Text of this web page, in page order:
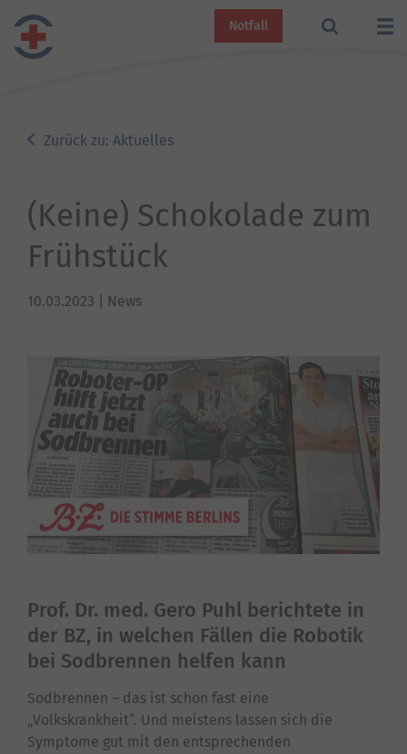
Notfall
Zurück zu: Aktuelles
(Keine) Schokolade zum
Frühstück
10.03.2023 | News
Prof. Dr. med. Gero Puhl berichtete in
der BZ, in welchen Fällen die Robotik
bei Sodbrennen helfen kann
Sodbrennen – das ist schon fast eine
„Volkskrankheit“. Und meistens lassen sich die
Symptome gut mit den entsprechenden